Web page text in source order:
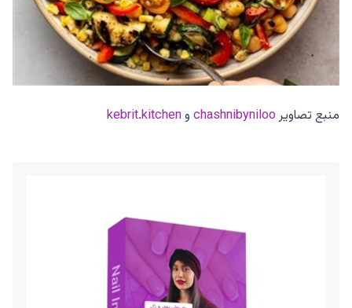
منبع تصاویرchashnibynilooوkebrit.kitchen